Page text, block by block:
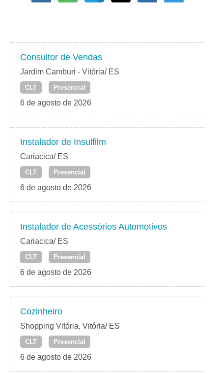
Consultor de Vendas
Jardim Camburi - Vitória/ ES
CLT Presencial
6 de agosto de 2026
Instalador de Insulfilm
Cariacica/ ES
CLT Presencial
6 de agosto de 2026
Instalador de Acessórios Automotivos
Cariacica/ ES
CLT Presencial
6 de agosto de 2026
Cozinheiro
Shopping Vitória, Vitória/ ES
CLT Presencial
6 de agosto de 2026